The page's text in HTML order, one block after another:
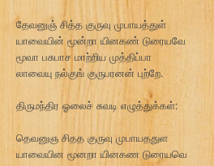
தேவனுஞ் சித்த குருவு முபாயத்துள்
யாவையின் மூன்றா யினகண் டுரையவே
மூவா பசுபாச மாற்றிய முத்திப்பா
லாவையு நல்குங் குருபரனன் புற்றே.
திருமந்திர ஓலைச் சுவடி எழுத்துக்கள்:
தெவனுஞ சிதத குருவு முபாயததுள
யாவையின மூனறா யினகண டுரையவெ